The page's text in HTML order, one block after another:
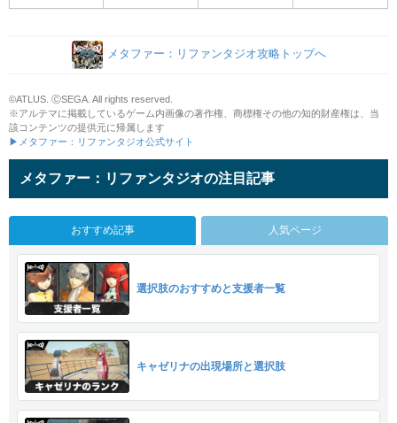
メタファー：リファンタジオ攻略トップへ
©ATLUS. ⒸSEGA. All rights reserved.
※アルテマに掲載しているゲーム内画像の著作権、商標権その他の知的財産権は、当
該コンテンツの提供元に帰属します
▶メタファー：リファンタジオ公式サイト
メタファー：リファンタジオの注目記事
おすすめ記事 人気ページ
選択肢のおすすめと支援者一覧
キャゼリナの出現場所と選択肢